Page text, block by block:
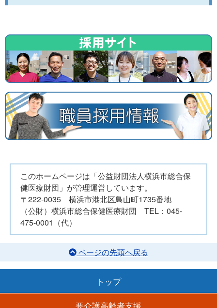
このホームページは「公益財団法人横浜市総合保
健医療財団」が管理運営しています。
〒222-0035 横浜市港北区鳥山町1735番地
（公財）横浜市総合保健医療財団 TEL：045-
475-0001（代）
ページの先頭へ戻る
トップ
要介護高齢者支援